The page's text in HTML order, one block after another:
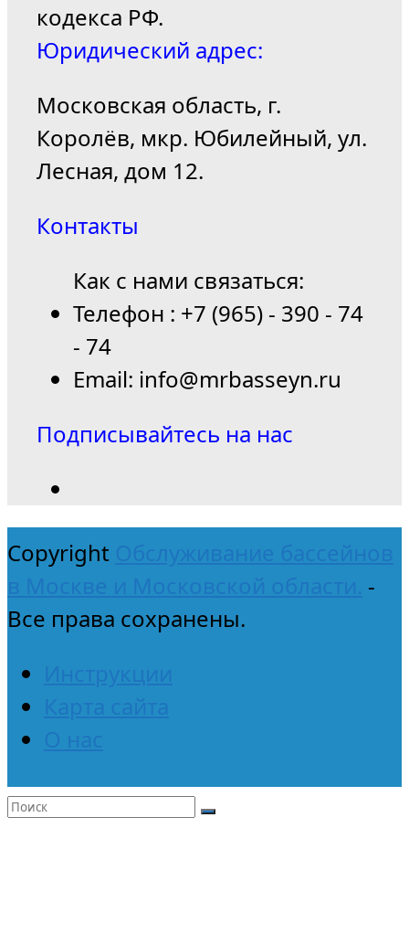
кодекса РФ.
Юридический адрес:
Московская область, г.
Королёв, мкр. Юбилейный, ул.
Лесная, дом 12.
Контакты
Как с нами связаться:
Телефон : +7 (965) - 390 - 74
- 74
Email: info@mrbasseyn.ru
Подписывайтесь на нас
Copyright Обслуживание бассейнов
в Москве и Московской области. -
Все права сохранены.
Инструкции
Карта сайта
О нас